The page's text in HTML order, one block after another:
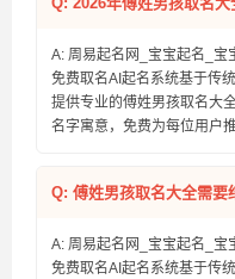
A: 周易起名网_宝宝起名_宝
免费取名AI起名系统基于传
提供专业的傅姓男孩取名大
名字寓意，免费为每位用户
Q: 傅姓男孩取名大全需要
A: 周易起名网_宝宝起名_宝
免费取名AI起名系统基于传